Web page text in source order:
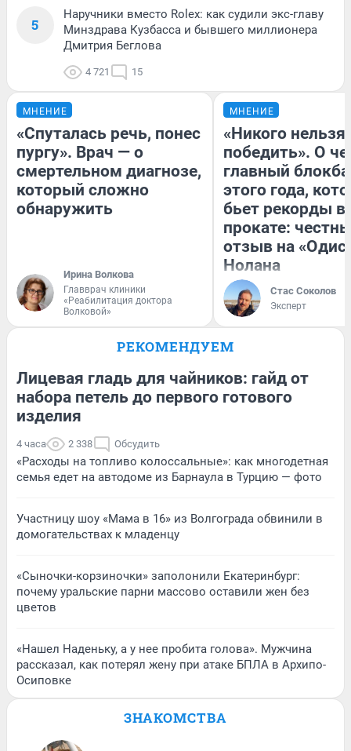
5
Наручники вместо Rolex: как судили экс-главу
Минздрава Кузбасса и бывшего миллионера
Дмитрия Беглова
4 721 15
МНЕНИЕ
«Спуталась речь, понес
пургу». Врач — о
смертельном диагнозе,
который сложно
обнаружить
Ирина Волкова
Главврач клиники
«Реабилитация доктора
Волковой»
МНЕНИЕ
«Никого нельзя
победить». О
главный
этого года,
бьет рекорды в
прокате:
отзыв на
Нолана
Стас Соколов
Эксперт
РЕКОМЕНДУЕМ
Лицевая гладь для чайников: гайд от
набора петель до первого готового
изделия
4 часа 2 338 Обсудить
«Расходы на топливо колоссальные»: как многодетная
семья едет на автодоме из Барнаула в Турцию — фото
Участницу шоу «Мама в 16» из Волгограда обвинили в
домогательствах к младенцу
«Сыночки-корзиночки» заполонили Екатеринбург:
почему уральские парни массово оставили жен без
цветов
«Нашел Наденьку, а у нее пробита голова». Мужчина
рассказал, как потерял жену при атаке БПЛА в Архипо-
Осиповке
ЗНАКОМСТВА